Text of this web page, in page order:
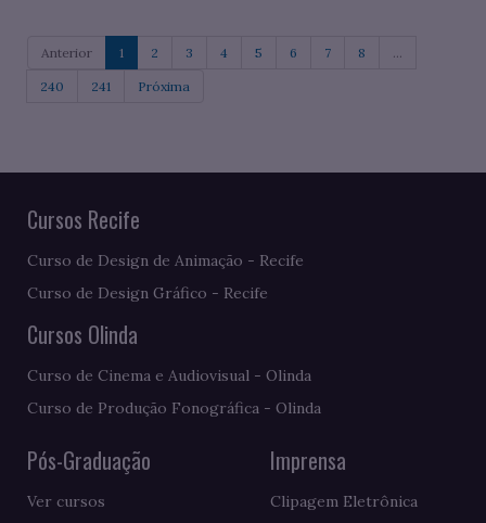
Anterior 1 2 3 4 5 6 7 8 ...
240 241 Próxima
Cursos Recife
Curso de Design de Animação - Recife
Curso de Design Gráfico - Recife
Cursos Olinda
Curso de Cinema e Audiovisual - Olinda
Curso de Produção Fonográfica - Olinda
Pós-Graduação
Ver cursos
Imprensa
Clipagem Eletrônica